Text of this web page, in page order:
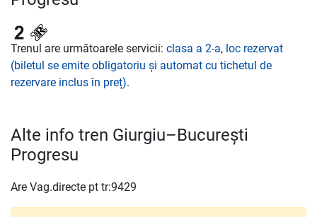
Trenul are următoarele servicii: clasa a 2-a, loc rezervat
(biletul se emite obligatoriu și automat cu tichetul de
rezervare inclus în preț).
Alte info tren Giurgiu–București
Progresu
Are Vag.directe pt tr:9429